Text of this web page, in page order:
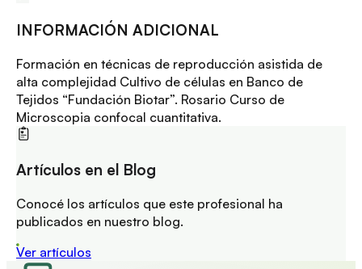
INFORMACIÓN ADICIONAL
Formación en técnicas de reproducción asistida de
alta complejidad Cultivo de células en Banco de
Tejidos “Fundación Biotar”. Rosario Curso de
Microscopia confocal cuantitativa.
Artículos en el Blog
Conocé los artículos que este profesional ha
publicados en nuestro blog.
Ver artículos